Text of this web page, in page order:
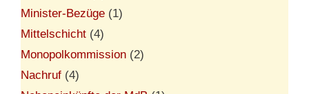
Minister-Bezüge (1)
Mittelschicht (4)
Monopolkommission (2)
Nachruf (4)